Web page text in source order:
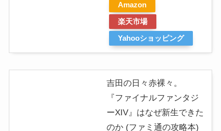
Amazon
楽天市場
Yahooショッピング
吉田の日々赤裸々。
『ファイナルファンタジ
ーXIV』はなぜ新生できた
のか (ファミ通の攻略本)